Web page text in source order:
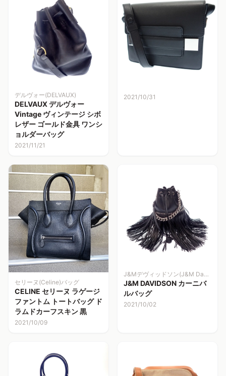
デルヴォー(DELVAUX)
DELVAUX デルヴォー
Vintage ヴィンテージ シボ
レザー ゴールド金具 ワンシ
ョルダーバッグ
2021/11/21
2021/10/31
セリーヌ(Celine)バッグ
CELINE セリーヌ ラゲージ
ファントム トートバッグ ド
ラムドカーフスキン 黒
2021/10/09
J&Mデヴィッドソン(J&M Davidson)
J&M DAVIDSON カーニバ
ルバッグ
2021/10/02